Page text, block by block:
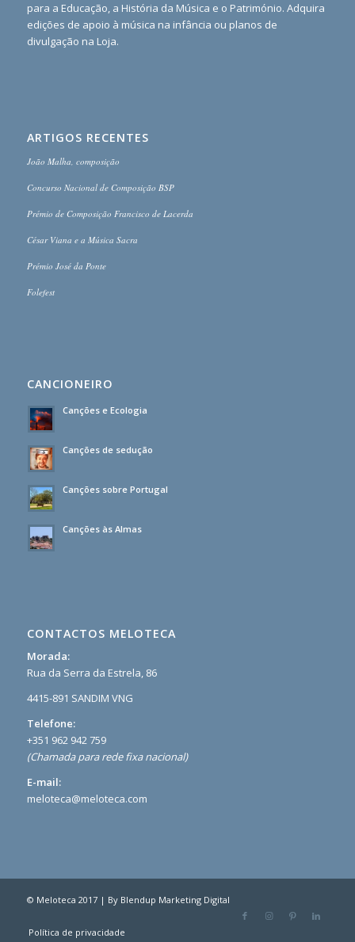
para a Educação, a História da Música e o Património. Adquira
edições de apoio à música na infância ou planos de
divulgação na Loja.
ARTIGOS RECENTES
João Malha, composição
Concurso Nacional de Composição BSP
Prémio de Composição Francisco de Lacerda
César Viana e a Música Sacra
Prémio José da Ponte
Folefest
CANCIONEIRO
Canções e Ecologia
Canções de sedução
Canções sobre Portugal
Canções às Almas
CONTACTOS MELOTECA
Morada:
Rua da Serra da Estrela, 86
4415-891 SANDIM VNG
Telefone:
+351 962 942 759
(Chamada para rede fixa nacional)
E-mail:
meloteca@meloteca.com
© Meloteca 2017 | By Blendup Marketing Digital
Política de privacidade